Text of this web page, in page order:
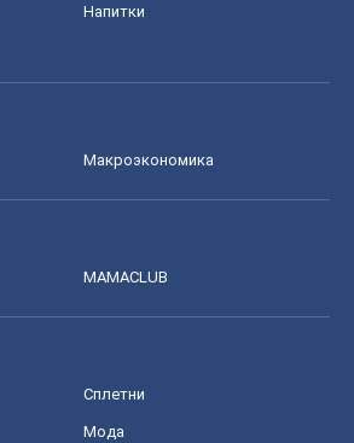
Напитки
Mакроэкономика
MAMACLUB
Сплетни
Мода